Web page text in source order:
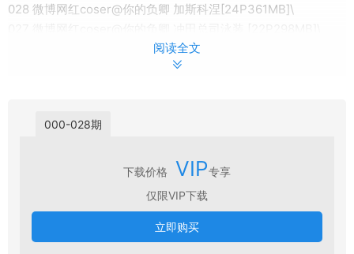
028 微博网红coser@你的负卿 加斯科涅[24P361MB]\
026 微博网红coser@你的负卿 美游猫耳 [25P317MB]\
025 微博网红coser@你的负卿 赫斯缇亚 [244P277MB]\
022 微博网红coser@你的负卿 居家私服2 [9P88MB]\
020 微博网红coser@你的负卿 爱宕兔女郎 [30P384MB]\
018 微博网红coser@你的负卿 阿斯托尔福(女仆) [28P185MB]\
017 微博网红coser@你的负卿 瓶儿 旗袍 [25P234MB]\
016 微博网红coser@你的负卿 恶魔姐姐 [25P220MB]\
阅读全文
000-028期
下载价格 VIP专享
仅限VIP下载
立即购买